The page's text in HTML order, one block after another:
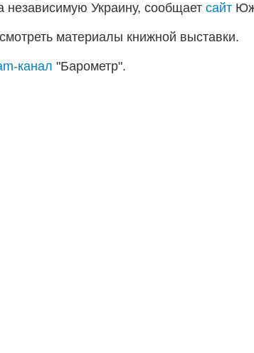
независимую Украину, сообщает сайт
материалы книжной выставки.
канал "Барометр".